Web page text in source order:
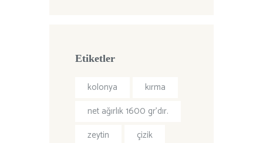
Etiketler
kolonya
kırma
net ağırlık 1600 gr’dır.
zeytin
çizik